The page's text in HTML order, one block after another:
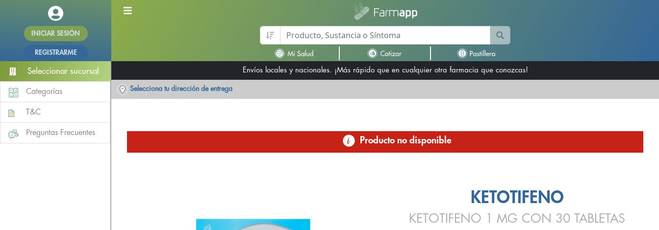
INICIAR SESIÓN
REGISTRARME
Seleccionar sucursal
Categorías
T&C
Preguntas Frecuentes
Envíos locales y nacionales. ¡Más rápido que en cualquier otra farmacia que conozcas!
Selecciona tu dirección de entrega
Producto no disponible
KETOTIFENO
KETOTIFENO 1 MG CON 30 TABLETAS